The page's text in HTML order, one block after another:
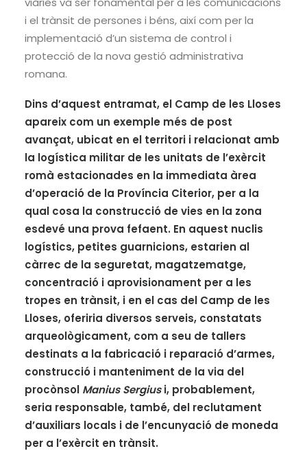
i el trànsit de persones i béns, així com per la
implementació d’un sistema de control i
protecció de la nova gestió administrativa
romana.
Dins d’aquest entramat, el Camp de les Lloses
apareix com un exemple més de post
avançat, ubicat en el territori i relacionat amb
la logística militar de les unitats de l’exèrcit
romà estacionades en la immediata àrea
d’operació de la Província Citerior, per a la
qual cosa la construcció de vies en la zona
esdevé una prova fefaent. En aquest nuclis
logístics, petites guarnicions, estarien al
càrrec de la seguretat, magatzematge,
concentració i aprovisionament per a les
tropes en trànsit, i en el cas del Camp de les
Lloses, oferiria diversos serveis, constatats
arqueològicament, com a seu de tallers
destinats a la fabricació i reparació d’armes,
construcció i manteniment de la via del
procònsol Manius Sergiusi, probablement,
seria responsable, també, del reclutament
d’auxiliars locals i de l’encunyació de moneda
per a l’exèrcit en trànsit.